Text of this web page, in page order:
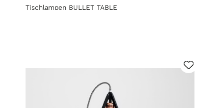
Tischlampen BULLET TABLE